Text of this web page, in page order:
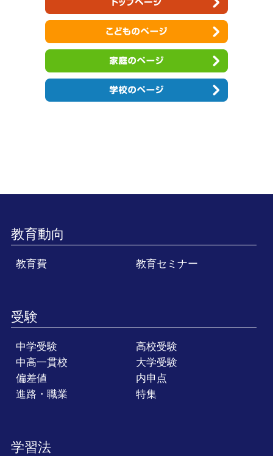
教育動向
教育費 教育セミナー
受験
中学受験
高校受験
中高一貫校
大学受験
偏差値
内申点
進路・職業
特集
学習法